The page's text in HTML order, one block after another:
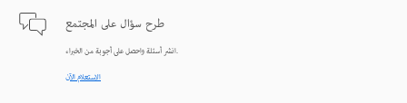
طرح سؤال على المجتمع
انشر أسئلة واحصل على أجوبة من الخبراء.
الاستعلام الآن